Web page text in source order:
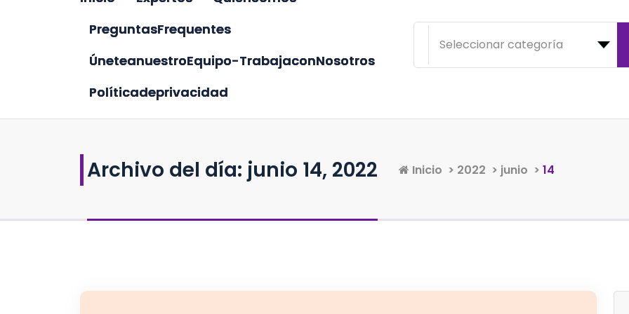
PreguntasFrequentes
ÚneteanuestroEquipo-TrabajaconNosotros
Políticadeprivacidad
Archivo del día: junio 14, 2022 Inicio > 2022 > junio > 14